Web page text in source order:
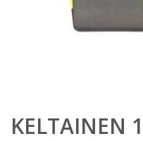
KELTAINEN